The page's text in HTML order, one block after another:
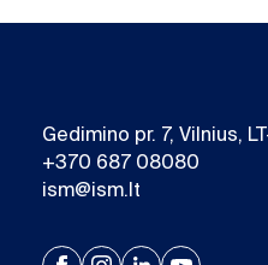
Gedimino pr. 7, Vilnius,
+370 687 08080
ism@ism.lt